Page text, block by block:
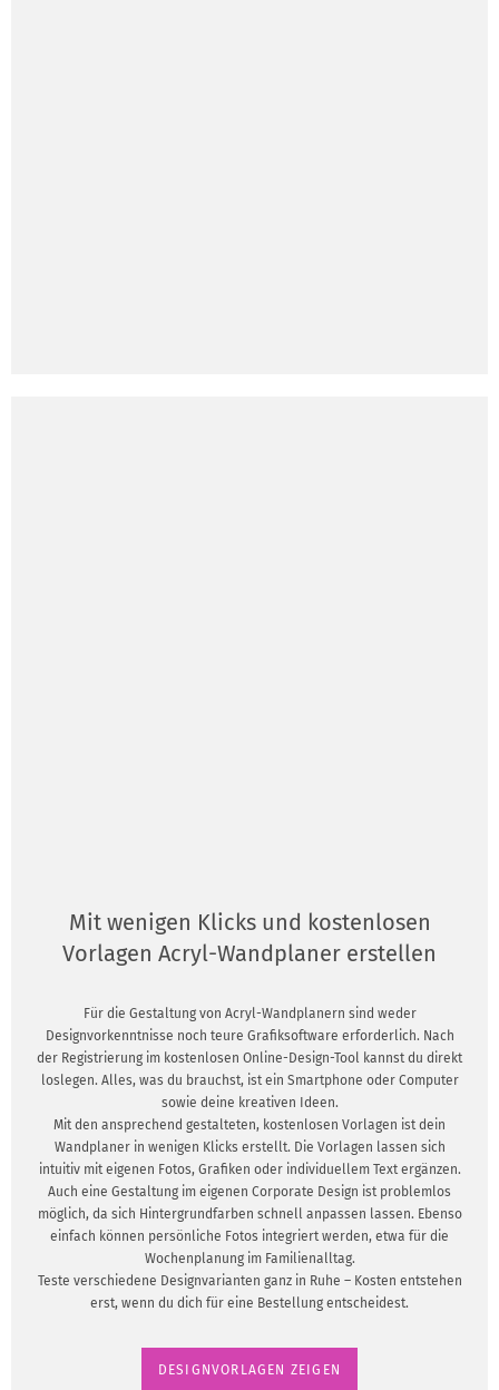
Mit wenigen Klicks und kostenlosen
Vorlagen Acryl-Wandplaner erstellen
Für die Gestaltung von Acryl-Wandplanern sind weder
Designvorkenntnisse noch teure Grafiksoftware erforderlich. Nach
der Registrierung im kostenlosen Online-Design-Tool kannst du direkt
loslegen. Alles, was du brauchst, ist ein Smartphone oder Computer
sowie deine kreativen Ideen.
Mit den ansprechend gestalteten, kostenlosen Vorlagen ist dein
Wandplaner in wenigen Klicks erstellt. Die Vorlagen lassen sich
intuitiv mit eigenen Fotos, Grafiken oder individuellem Text ergänzen.
Auch eine Gestaltung im eigenen Corporate Design ist problemlos
möglich, da sich Hintergrundfarben schnell anpassen lassen. Ebenso
einfach können persönliche Fotos integriert werden, etwa für die
Wochenplanung im Familienalltag.
Teste verschiedene Designvarianten ganz in Ruhe – Kosten entstehen
erst, wenn du dich für eine Bestellung entscheidest.
DESIGNVORLAGEN ZEIGEN